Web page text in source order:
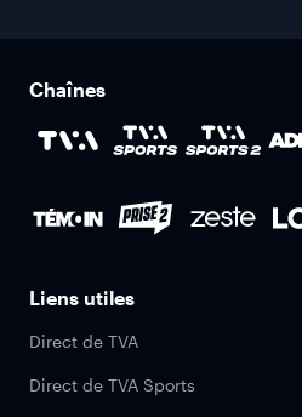
Chaînes
Liens utiles
Direct de TVA
Direct de TVA Sports